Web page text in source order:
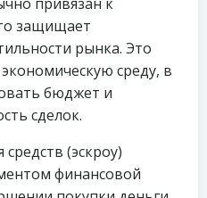
защищает
рынка. Это
среду, в
бюджет и
сделок.
(эскроу)
финансовой